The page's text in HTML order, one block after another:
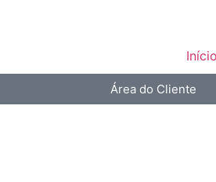
Início
Área do Cliente